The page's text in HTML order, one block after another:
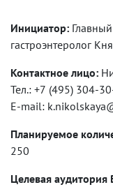
Инициатор:
гастроэнтеролог
Контактное лицо:
Тел.: +7 (495) 304-
E-mail:
Планируемое
250
Целевая аудитория